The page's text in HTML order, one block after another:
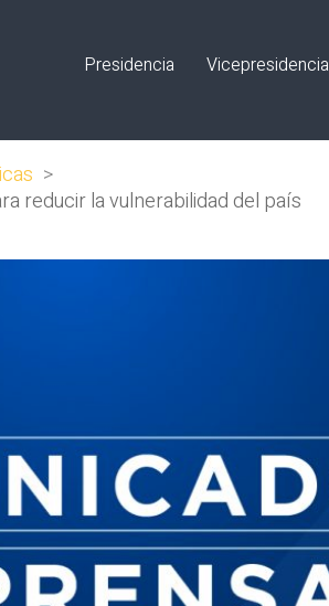
Presidencia Vicepresidencia
>
reducir la vulnerabilidad del país